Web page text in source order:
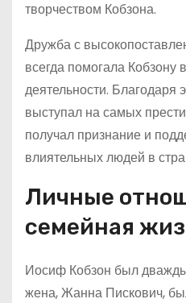
творчеством Кобзона.
Дружба с
всегда помогала Кобзону
деятельности. Благодаря
выступал на самых
получал признание и
влиятельных людей в
Личные
семейная
Иосиф Кобзон был
жена, Жанна Пискович,